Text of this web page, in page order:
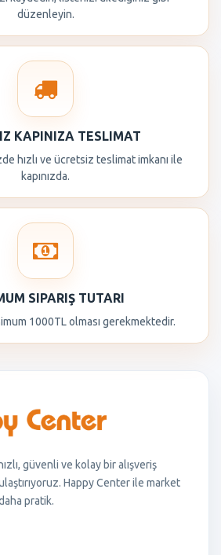
düzenleyin.
KAPINIZA TESLIMAT
hızlı ve ücretsiz teslimat imkanı ile
kapınızda.
SIPARIŞ TUTARI
1000TL olması gerekmektedir.
güvenli ve kolay bir alışveriş
Happy Center ile market
pratik.